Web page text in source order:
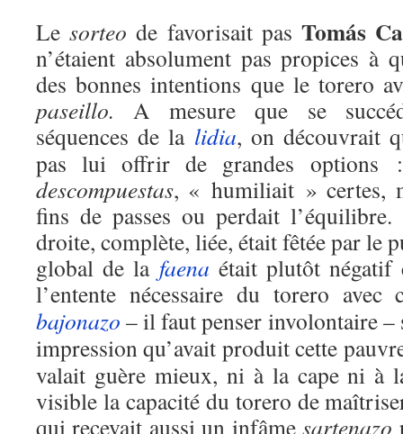
Lesorteo de favorisait pasTomás
n’étaient absolument pas propices à
des bonnes intentions que le torero
paseillo.A mesure que se
séquences de la lidia, on découvrait
pas lui offrir de grandes
descompuestas, « humiliait » certes,
fins de passes ou perdait
droite, complète, liée, était fêtée par le
global de la faena était plutôt négatif
l’entente nécessaire du torero
bajonazo – il faut penser involontaire –
impression qu’avait produit cette
valait guère mieux, ni à la cape ni à
visible la capacité du torero de
qui recevait aussi un infâmesartenazo